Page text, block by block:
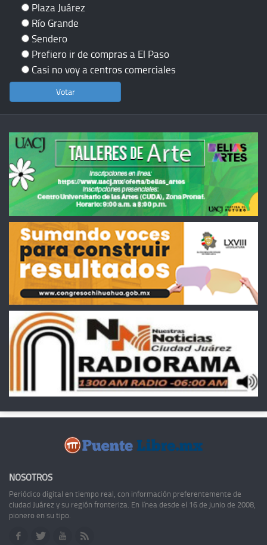
Plaza Juárez
Río Grande
Sendero
Prefiero ir de compras a El Paso
Casi no voy a centros comerciales
NOSOTROS
Periódico digital en tiempo real, con información preferentemente de
ciudad Juárez y su región fronteriza. En línea desde el 16 de junio de 2008,
pionero en su tipo.